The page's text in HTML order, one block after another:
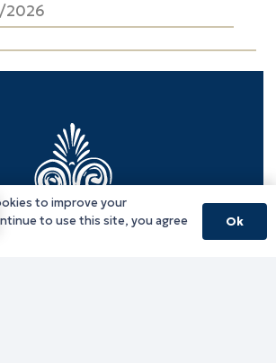
to improve your
to use this site, you agree
Ok